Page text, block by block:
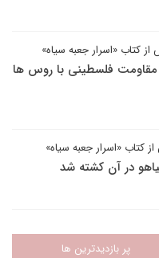
«اسرار جعبه سیاه»
مقاومت فلسطینی با روس ها
«اسرار جعبه سیاه»
در آن کشته شد
پر بازدیدترین ها